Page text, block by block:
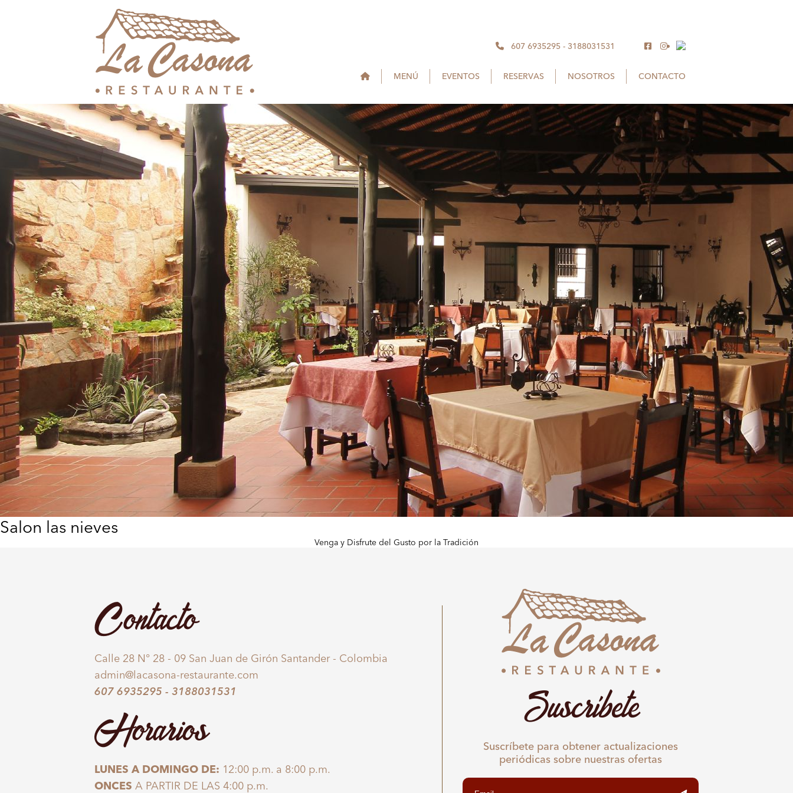
607 6935295 - 3188031531
MENÚ EVENTOS RESERVAS NOSOTROS CONTACTO
Salon las nieves
Venga y Disfrute del Gusto por la Tradición
Contacto
Calle 28 N° 28 - 09 San Juan de Girón Santander - Colombia
admin@lacasona-restaurante.com
607 6935295 - 3188031531
Horarios
LUNES A DOMINGO DE: 12:00 p.m. a 8:00 p.m.
ONCES A PARTIR DE LAS 4:00 p.m.
Suscríbete
Suscríbete para obtener actualizaciones
periódicas sobre nuestras ofertas